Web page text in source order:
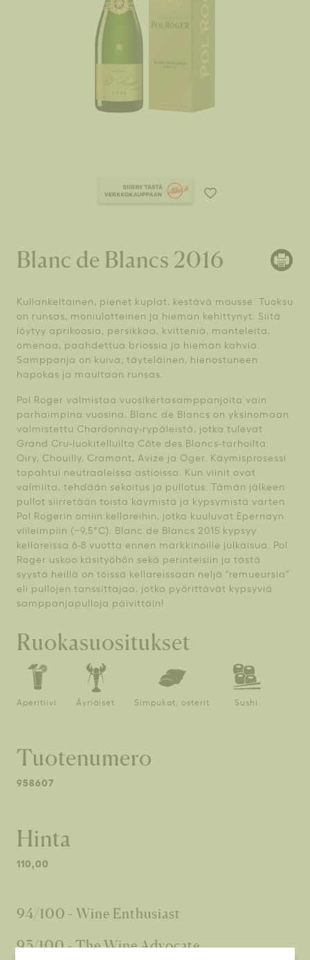
Blanc de Blancs 2016
Kullankeltainen, pienet kuplat, kestävä mousse. Tuoksu
on runsas, moniulotteinen ja hieman kehittynyt. Siitä
löytyy aprikoosia, persikkaa, kvitteniä, manteleita,
omenaa, paahdettua briossia ja hieman kahvia.
Samppanja on kuiva, täyteläinen, hienostuneen
hapokas ja maultaan runsas.
Pol Roger valmistaa vuosikertasamppanjoita vain
parhaimpina vuosina. Blanc de Blancs on yksinomaan
valmistettu Chardonnay-rypäleistä, jotka tulevat
Grand Cru-luokitelluilta Côte des Blancs-tarhoilta:
Oiry, Chouilly, Cramant, Avize ja Oger. Käymisprosessi
tapahtui neutraaleissa astioissa. Kun viinit ovat
valmiita, tehdään sekoitus ja pullotus. Tämän jälkeen
pullot siirretään toista käymistä ja kypsymistä varten
Pol Rogerin omiin kellareihin, jotka kuuluvat Epernayn
viileimpiin (~9,5°C). Blanc de Blancs 2015 kypsyy
kellareissa 6-8 vuotta ennen markkinoille julkaisua. Pol
Roger uskoo käsityöhön sekä perinteisiin ja tästä
syystä heillä on töissä kellareissaan neljä "remueursia"
eli pullojen tanssittajaa, jotka pyörittävät kypsyviä
samppanjapulloja päivittäin!
Ruokasuositukset
Aperitiivi Äyriäiset Simpukat, osterit Sushi
Tuotenumero
958607
Hinta
110,00
94/100 - Wine Enthusiast
93/100 - The Wine Advocate